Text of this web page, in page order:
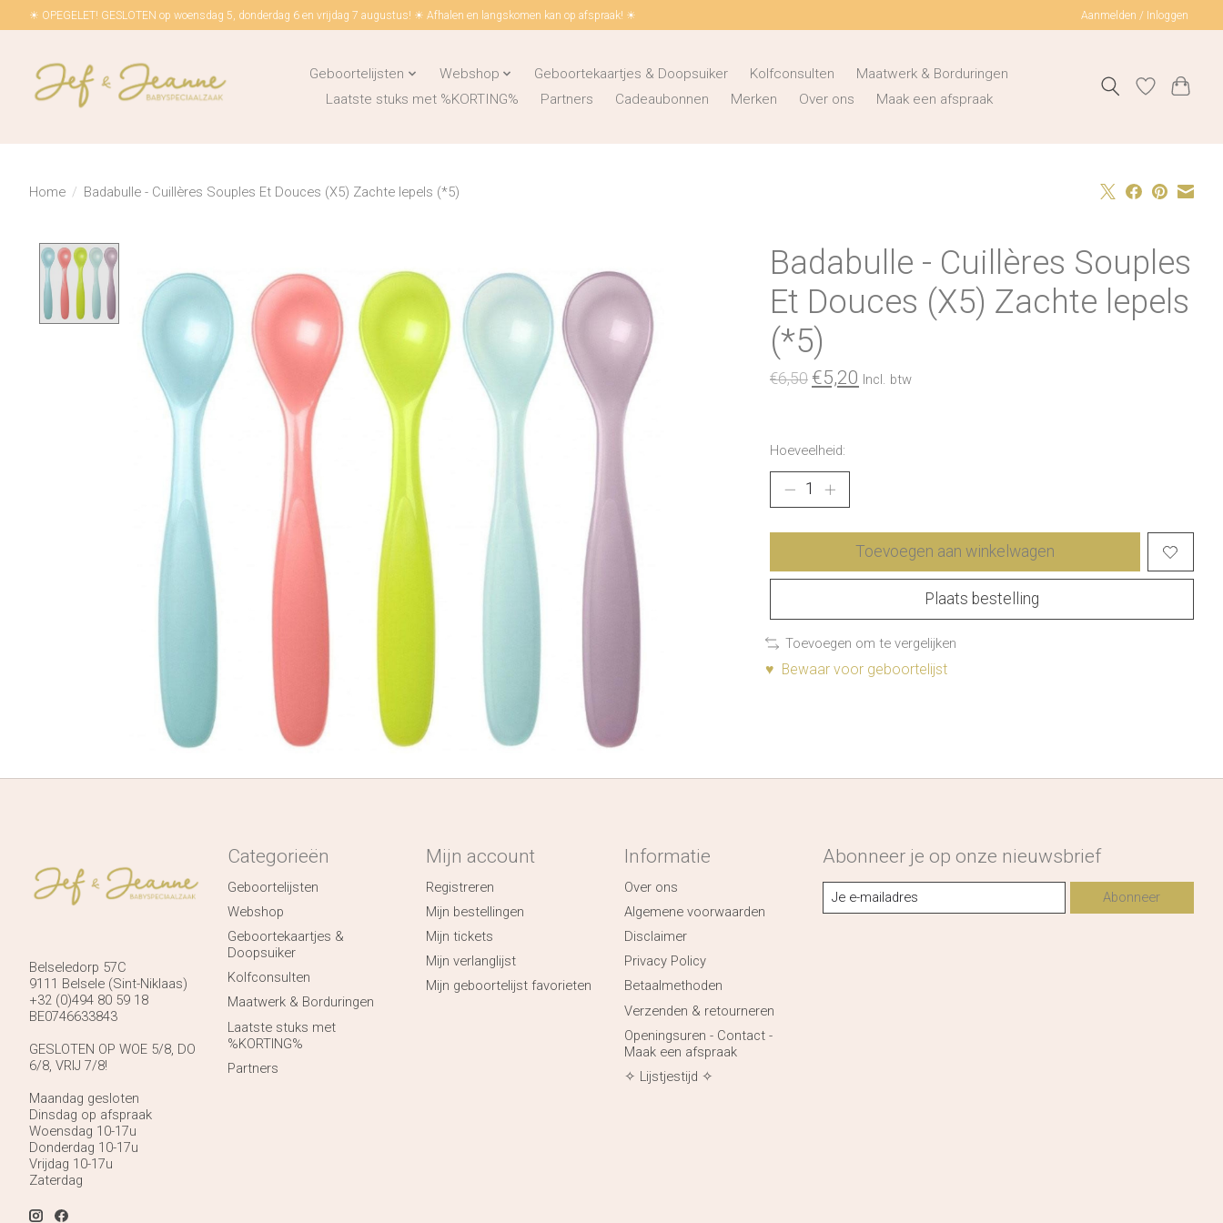
☀ OPEGELET! GESLOTEN op woensdag 5, donderdag 6 en vrijdag 7 augustus! ☀ Afhalen en langskomen kan op afspraak! ☀ Aanmelden / Inloggen
Geboortelijsten Webshop Geboortekaartjes & Doopsuiker Kolfconsulten
Maatwerk & Borduringen
Laatste stuks met %KORTING%
Partners Cadeaubonnen Merken Over ons Maak een afspraak
Home / Badabulle - Cuillères Souples Et Douces (X5) Zachte lepels (*5)
Badabulle - Cuillères Souples
Et Douces (X5) Zachte lepels
(*5)
€6,50 €5,20 Incl. btw
Hoeveelheid:
Toevoegen aan winkelwagen
Plaats bestelling
Toevoegen om te vergelijken
♥ Bewaar voor geboortelijst
Belseledorp 57C
9111 Belsele (Sint-Niklaas)
+32 (0)494 80 59 18
BE0746633843
GESLOTEN OP WOE 5/8, DO
6/8, VRIJ 7/8!
Maandag gesloten
Dinsdag op afspraak
Woensdag 10-17u
Donderdag 10-17u
Vrijdag 10-17u
Zaterdag
Categorieën
Geboortelijsten
Webshop
Geboortekaartjes &
Doopsuiker
Kolfconsulten
Maatwerk & Borduringen
Laatste stuks met
%KORTING%
Partners
Mijn account
Registreren
Mijn bestellingen
Mijn tickets
Mijn verlanglijst
Mijn geboortelijst favorieten
Informatie
Over ons
Algemene voorwaarden
Disclaimer
Privacy Policy
Betaalmethoden
Verzenden & retourneren
Openingsuren - Contact -
Maak een afspraak
✧ Lijstjestijd ✧
Abonneer je op onze nieuwsbrief
Abonneer